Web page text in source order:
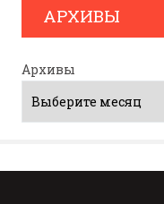
АРХИВЫ
Архивы